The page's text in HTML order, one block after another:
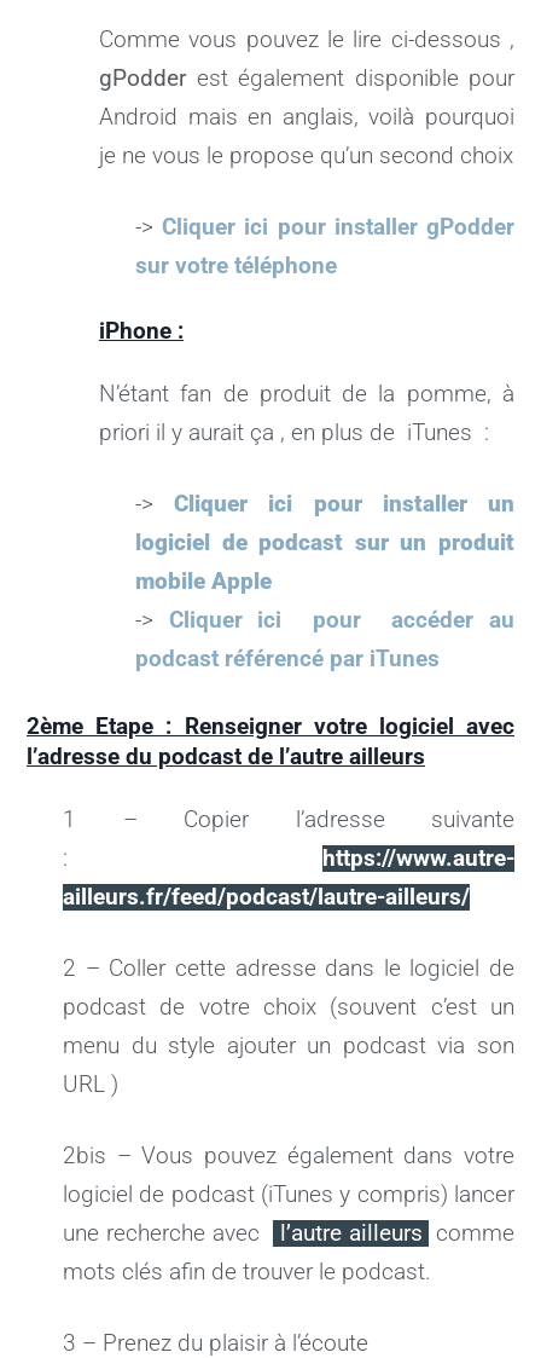
Comme vous pouvez le lire ci-dessous ,
gPodderest également disponible pour
Android mais en anglais, voilà pourquoi
je ne vous le propose qu’un second choix
-> Cliquer ici pour installer gPodder
sur votre téléphone
iPhone :
N’étant fan de produit de la pomme, à
priori il y aurait ça , en plus de iTunes :
->Cliquer ici pour installer un
logiciel de podcast sur un produit
mobile Apple
-> Cliquer ici pour accéder au
podcast référencé par iTunes
2ème Etape : Renseigner votre logiciel avec
l’adresse du podcast de l’autre ailleurs
1 – Copier l’adresse suivante
:
https://www.autre-
ailleurs.fr/feed/podcast/lautre-ailleurs/
2 – Coller cette adresse dans le logiciel de
podcast de votre choix (souvent c’est un
menu du style ajouter un podcast via son
URL )
2bis – Vous pouvez également dans votre
logiciel de podcast (iTunes y compris) lancer
une recherche avec
l’autre ailleurs comme
mots clés afin de trouver le podcast.
3 – Prenez du plaisir à l’écoute